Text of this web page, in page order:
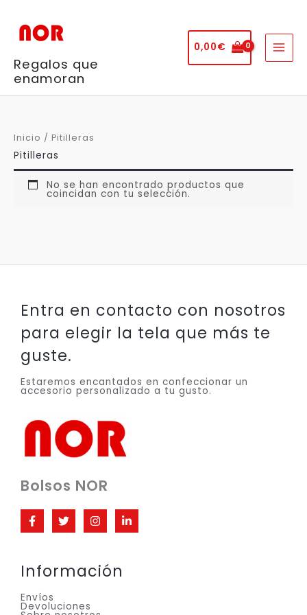
contenido
Regalos que
enamoran
0,00€
Inicio / Pitilleras
Pitilleras
No se han encontrado productos que
coincidan con tu selección.
Entra en contacto con nosotros
para elegir la tela que más te
guste.
Estaremos encantados en confeccionar un
accesorio personalizado a tu gusto.
Bolsos NOR
Información
Envíos
Devoluciones